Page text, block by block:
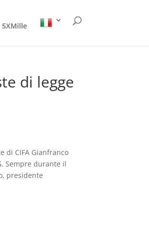
5XMille
di legge
di CIFA Gianfranco
Sempre durante il
presidente